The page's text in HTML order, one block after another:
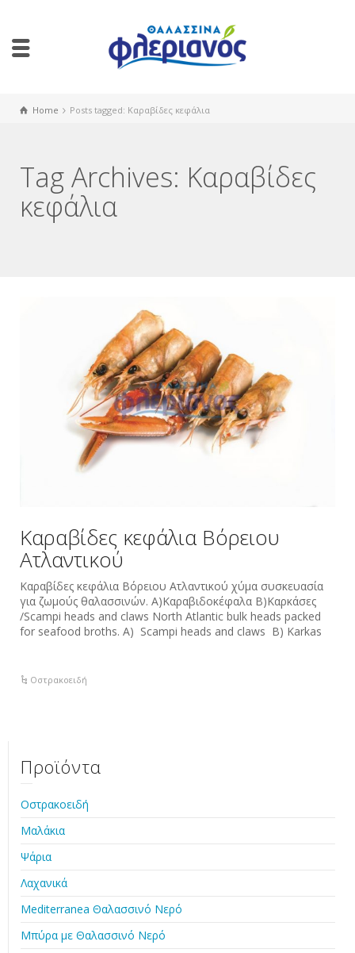
Home Posts tagged: Καραβίδες κεφάλια
Tag Archives: Καραβίδες
κεφάλια
Καραβίδες κεφάλια Βόρειου
Ατλαντικού
Καραβίδες κεφάλια Βόρειου Ατλαντικού χύμα συσκευασία
για ζωμούς θαλασσινών. Α)Καραβιδοκέφαλα Β)Καρκάσες
/Scampi heads and claws North Atlantic bulk heads packed
for seafood broths. A) Scampi heads and claws B) Karkas
Οστρακοειδή
Προϊόντα
Οστρακοειδή
Μαλάκια
Ψάρια
Λαχανικά
Mediterranea Θαλασσινό Νερό
Μπύρα με Θαλασσινό Νερό